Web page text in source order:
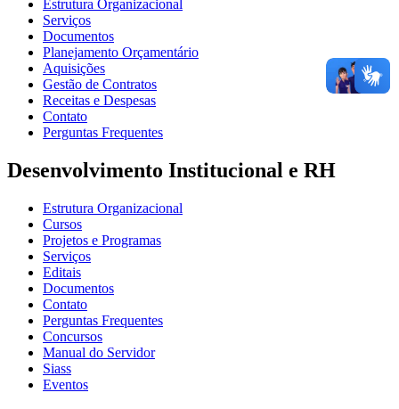
Estrutura Organizacional
Serviços
Documentos
Planejamento Orçamentário
Aquisições
Gestão de Contratos
Receitas e Despesas
Contato
Perguntas Frequentes
Desenvolvimento Institucional e RH
Estrutura Organizacional
Cursos
Projetos e Programas
Serviços
Editais
Documentos
Contato
Perguntas Frequentes
Concursos
Manual do Servidor
Siass
Eventos